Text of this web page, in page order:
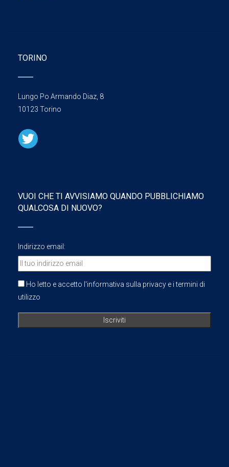
TORINO
Lungo Po Armando Diaz, 8
10123 Torino
VUOI CHE TI AVVISIAMO QUANDO PUBBLICHIAMO
QUALCOSA DI NUOVO?
Indirizzo email:
Ho letto e accetto l'informativa sulla privacy e i termini di
utilizzo